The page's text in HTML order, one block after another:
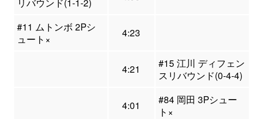
#11 ムトンボ 2Pシ
ュート×
4:23
4:21
#15 江川 ディフェン
スリバウンド(0-4-4)
4:01
#84 岡田 3Pシュー
ト×